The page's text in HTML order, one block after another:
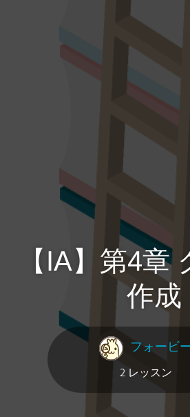
【IA】第4章
作成
フォービ
2 レッスン